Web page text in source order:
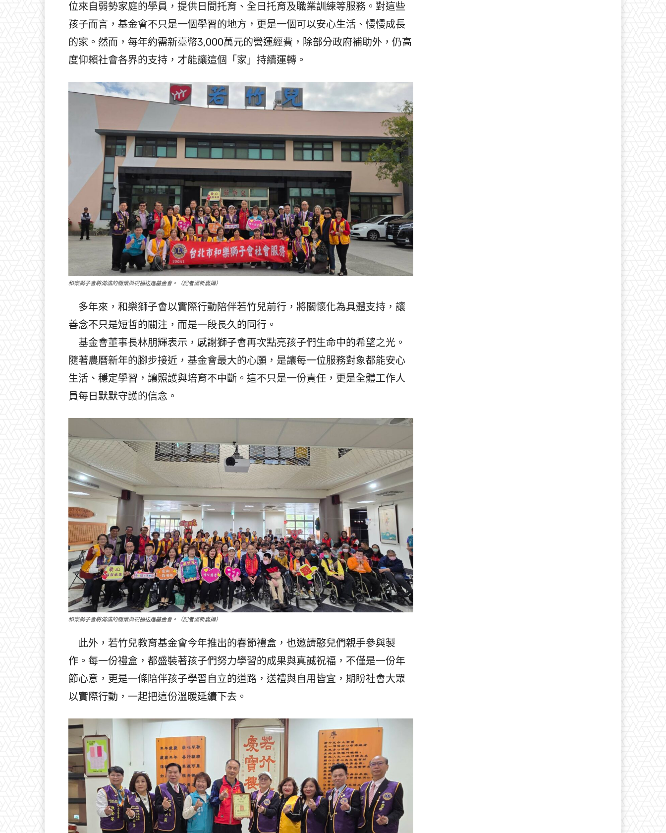
位來自弱勢家庭的學員，提供日間托育、全日托育及職業訓練等服務。對這些
孩子而言，基金會不只是一個學習的地方，更是一個可以安心生活、慢慢成長
的家。然而，每年約需新臺幣3,000萬元的營運經費，除部分政府補助外，仍高
度仰賴社會各界的支持，才能讓這個「家」持續運轉。
和樂獅子會將滿滿的關懷與祝福送進基金會。（記者湯新嘉攝）
多年來，和樂獅子會以實際行動陪伴若竹兒前行，將關懷化為具體支持，讓
善念不只是短暫的關注，而是一段長久的同行。
基金會董事長林朋輝表示，感謝獅子會再次點亮孩子們生命中的希望之光。
隨著農曆新年的腳步接近，基金會最大的心願，是讓每一位服務對象都能安心
生活、穩定學習，讓照護與培育不中斷。這不只是一份責任，更是全體工作人
員每日默默守護的信念。
和樂獅子會將滿滿的關懷與祝福送進基金會。（記者湯新嘉攝）
此外，若竹兒教育基金會今年推出的春節禮盒，也邀請憨兒們親手參與製
作。每一份禮盒，都盛裝著孩子們努力學習的成果與真誠祝福，不僅是一份年
節心意，更是一條陪伴孩子學習自立的道路，送禮與自用皆宜，期盼社會大眾
以實際行動，一起把這份溫暖延續下去。